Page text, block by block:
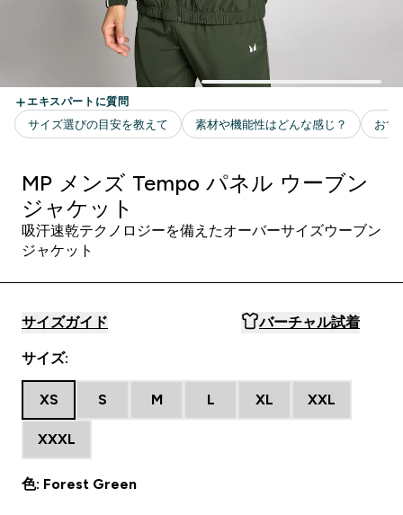
MP メンズ Tempo パネル ウーブン
ジャケット
吸汗速乾テクノロジーを備えたオーバーサイズウーブン
ジャケット
サイズガイド バーチャル試着
サイズ:
XS S M L XL XXL
XXXL
色: Forest Green